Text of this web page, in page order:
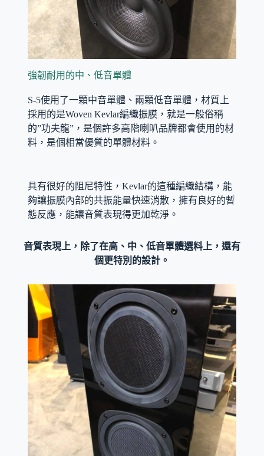
強韌耐用的中、低音單體
S-5使用了一顆中音單體、兩顆低音單體，材質上
採用的是Woven Kevlar編織振膜，就是一般俗稱
的”功夫龍”，是個許多高階喇叭品牌都會使用的材
料，是個相當優質的單體材料。
具有很好的阻尼特性，Kevlar的這種編織結構，能
夠讓振膜內部的共振能量快速消散，擁有良好的暫
態反應，能讓音質表現得更加乾淨。
音質表現上，除了在高、中、低音單體選料上，還有
個更特別的設計。